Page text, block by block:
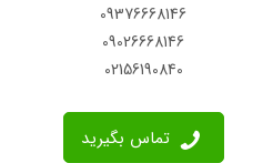
09376668146
09026668146
02156190840
تماس بگیرید